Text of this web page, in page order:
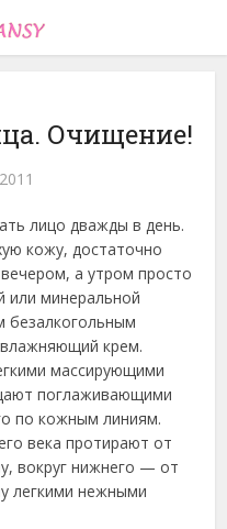
Очищение!
лицо дважды в день.
кожу, достаточно
а утром просто
или минеральной
безалкогольным
крем.
массирующими
поглаживающими
по кожным линиям.
века протирают от
вокруг нижнего — от
легкими нежными